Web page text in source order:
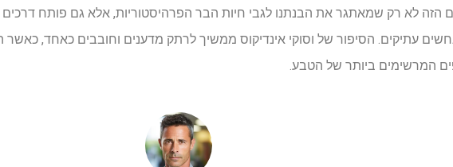
הזה לא רק שמאתגר את הבנתנו לגבי חיות הבר הפרהיסטוריות, אלא גם פותח
נחשים עתיקים. הסיפור של וסוקי אינדיקוס ממשיך לרתק מדענים וחובבים כאחד,
המרשימים ביותר של הטבע.